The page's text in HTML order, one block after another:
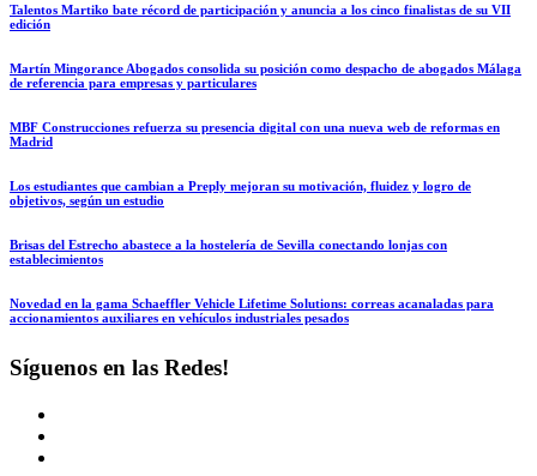
Talentos Martiko bate récord de participación y anuncia a los cinco finalistas de su VII
edición
Martín Mingorance Abogados consolida su posición como despacho de abogados Málaga
de referencia para empresas y particulares
MBF Construcciones refuerza su presencia digital con una nueva web de reformas en
Madrid
Los estudiantes que cambian a Preply mejoran su motivación, fluidez y logro de
objetivos, según un estudio
Brisas del Estrecho abastece a la hostelería de Sevilla conectando lonjas con
establecimientos
Novedad en la gama Schaeffler Vehicle Lifetime Solutions: correas acanaladas para
accionamientos auxiliares en vehículos industriales pesados
Síguenos en las Redes!